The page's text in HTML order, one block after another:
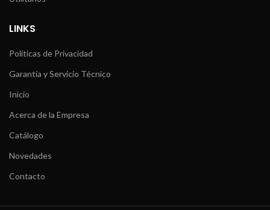
LINKS
Políticas de Privacidad
Garantía y Servicio Técnico
Inicio
Acerca de la Empresa
Catálogo
Novedades
Contacto